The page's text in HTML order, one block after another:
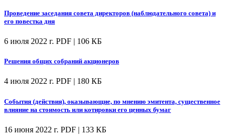
Проведение заседания совета директоров (наблюдательного совета) и
его повестка дня
6 июля 2022 г. PDF | 106 КБ
Решения общих собраний акционеров
4 июля 2022 г. PDF | 180 КБ
События (действия), оказывающие, по мнению эмитента, существенное
влияние на стоимость или котировки его ценных бумаг
16 июня 2022 г. PDF | 133 КБ